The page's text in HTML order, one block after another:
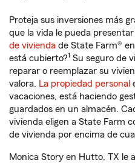
Proteja sus inversiones más
que la vida le pueda presentar
de vivienda de State Farm®
está cubierto?1 Su seguro de
reparar o reemplazar su
valora. La propiedad personal
vacaciones, está haciendo
guardados en un almacén.
vivienda eligen a State Farm
de vivienda por encima de
Monica Story en Hutto, TX le